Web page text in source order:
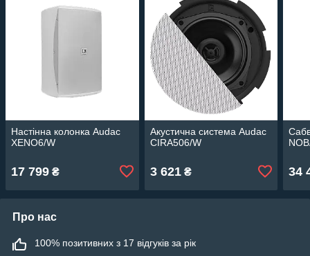
Настінна колонка Audac
XENO6/W
17 799 ₴
Акустична система Audac
CIRA506/W
3 621₴ 34
Про нас
100% позитивних з 17 відгуків за рік